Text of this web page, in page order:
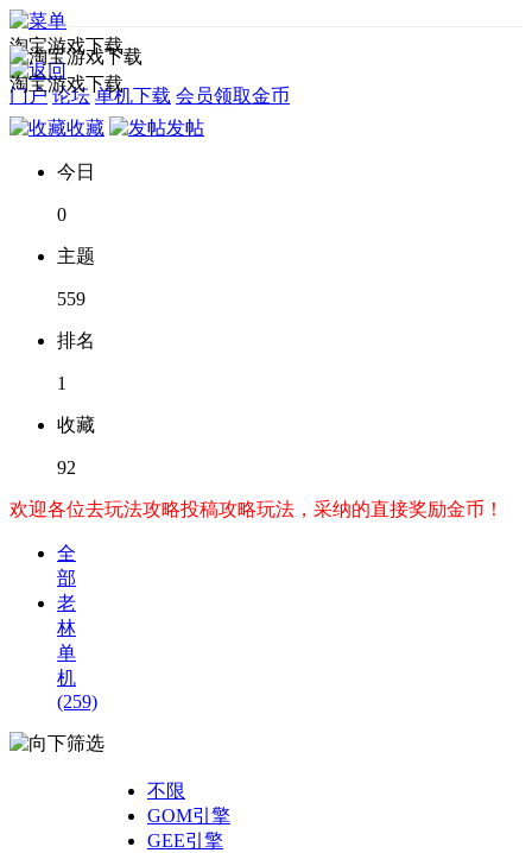
淘宝游戏下载
门户 论坛 单机下载 会员领取金币
淘宝游戏下载
收藏 发帖
今日
0
主题
559
排名
1
收藏
92
欢迎各位去玩法攻略投稿攻略玩法，采纳的直接奖励金币！
全
部
老
林
单
机
(259)
筛选
不限
GOM引擎
GEE引擎